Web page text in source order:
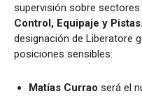
supervisión sobre
Control, Equipaje y Pistas.
designación de Liberatore
posiciones sensibles:
Matías Currao será el